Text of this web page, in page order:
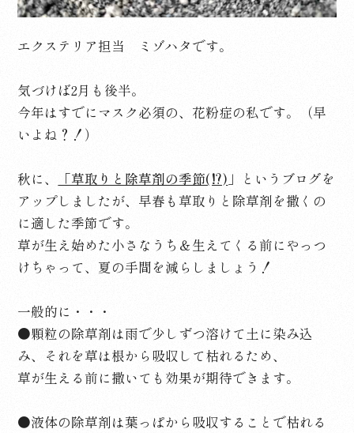
エクステリア担当 ミゾハタです。
気づけば2月も後半。
今年はすでにマスク必須の、花粉症の私です。（早
いよね？！）
秋に、 「草取りと除草剤の季節(⁉) 」というブログを
アップしましたが、早春も草取りと除草剤を撒くの
に適した季節です。
草が生え始めた小さなうち＆生えてくる前にやっつ
けちゃって、夏の手間を減らしましょう！
一般的に・・・
●顆粒の除草剤は雨で少しずつ溶けて土に染み込
み、それを草は根から吸収して枯れるため、
草が生える前に撒いても効果が期待できます。
●液体の除草剤は葉っぱから吸収することで枯れる